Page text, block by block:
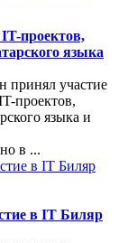
проектов,
языка
принял участие
проектов,
языка и
в ...
в IT Биляр